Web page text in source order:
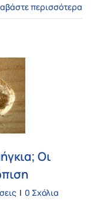
περισσότερα
Οι
| 0 Σχόλια